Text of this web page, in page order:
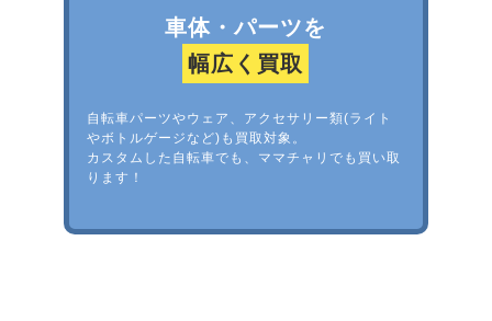
車体・パーツを
幅広く買取
自転車パーツやウェア、アクセサリー類(ライト
やボトルゲージなど)も買取対象。
カスタムした自転車でも、ママチャリでも買い取
ります！